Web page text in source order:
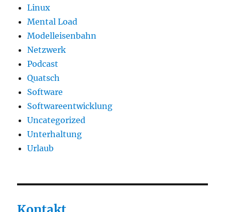
Linux
Mental Load
Modelleisenbahn
Netzwerk
Podcast
Quatsch
Software
Softwareentwicklung
Uncategorized
Unterhaltung
Urlaub